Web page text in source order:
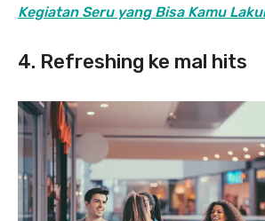
Kegiatan Seru yang Bisa Kamu
4. Refreshing ke mal hits